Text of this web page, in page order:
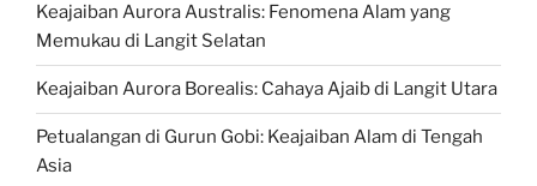
Keajaiban Aurora Australis: Fenomena Alam yang
Memukau di Langit Selatan
Keajaiban Aurora Borealis: Cahaya Ajaib di Langit Utara
Petualangan di Gurun Gobi: Keajaiban Alam di Tengah
Asia